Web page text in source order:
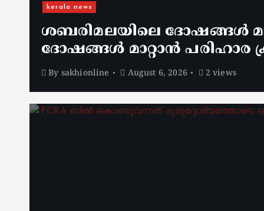
kerala news
ശബരിമലയിലെ ദോഷങ്ങൾ
ദോഷങ്ങൾ മാറ്റാൻ പരിഹാര
By sakhionline August 6, 2026 2 views